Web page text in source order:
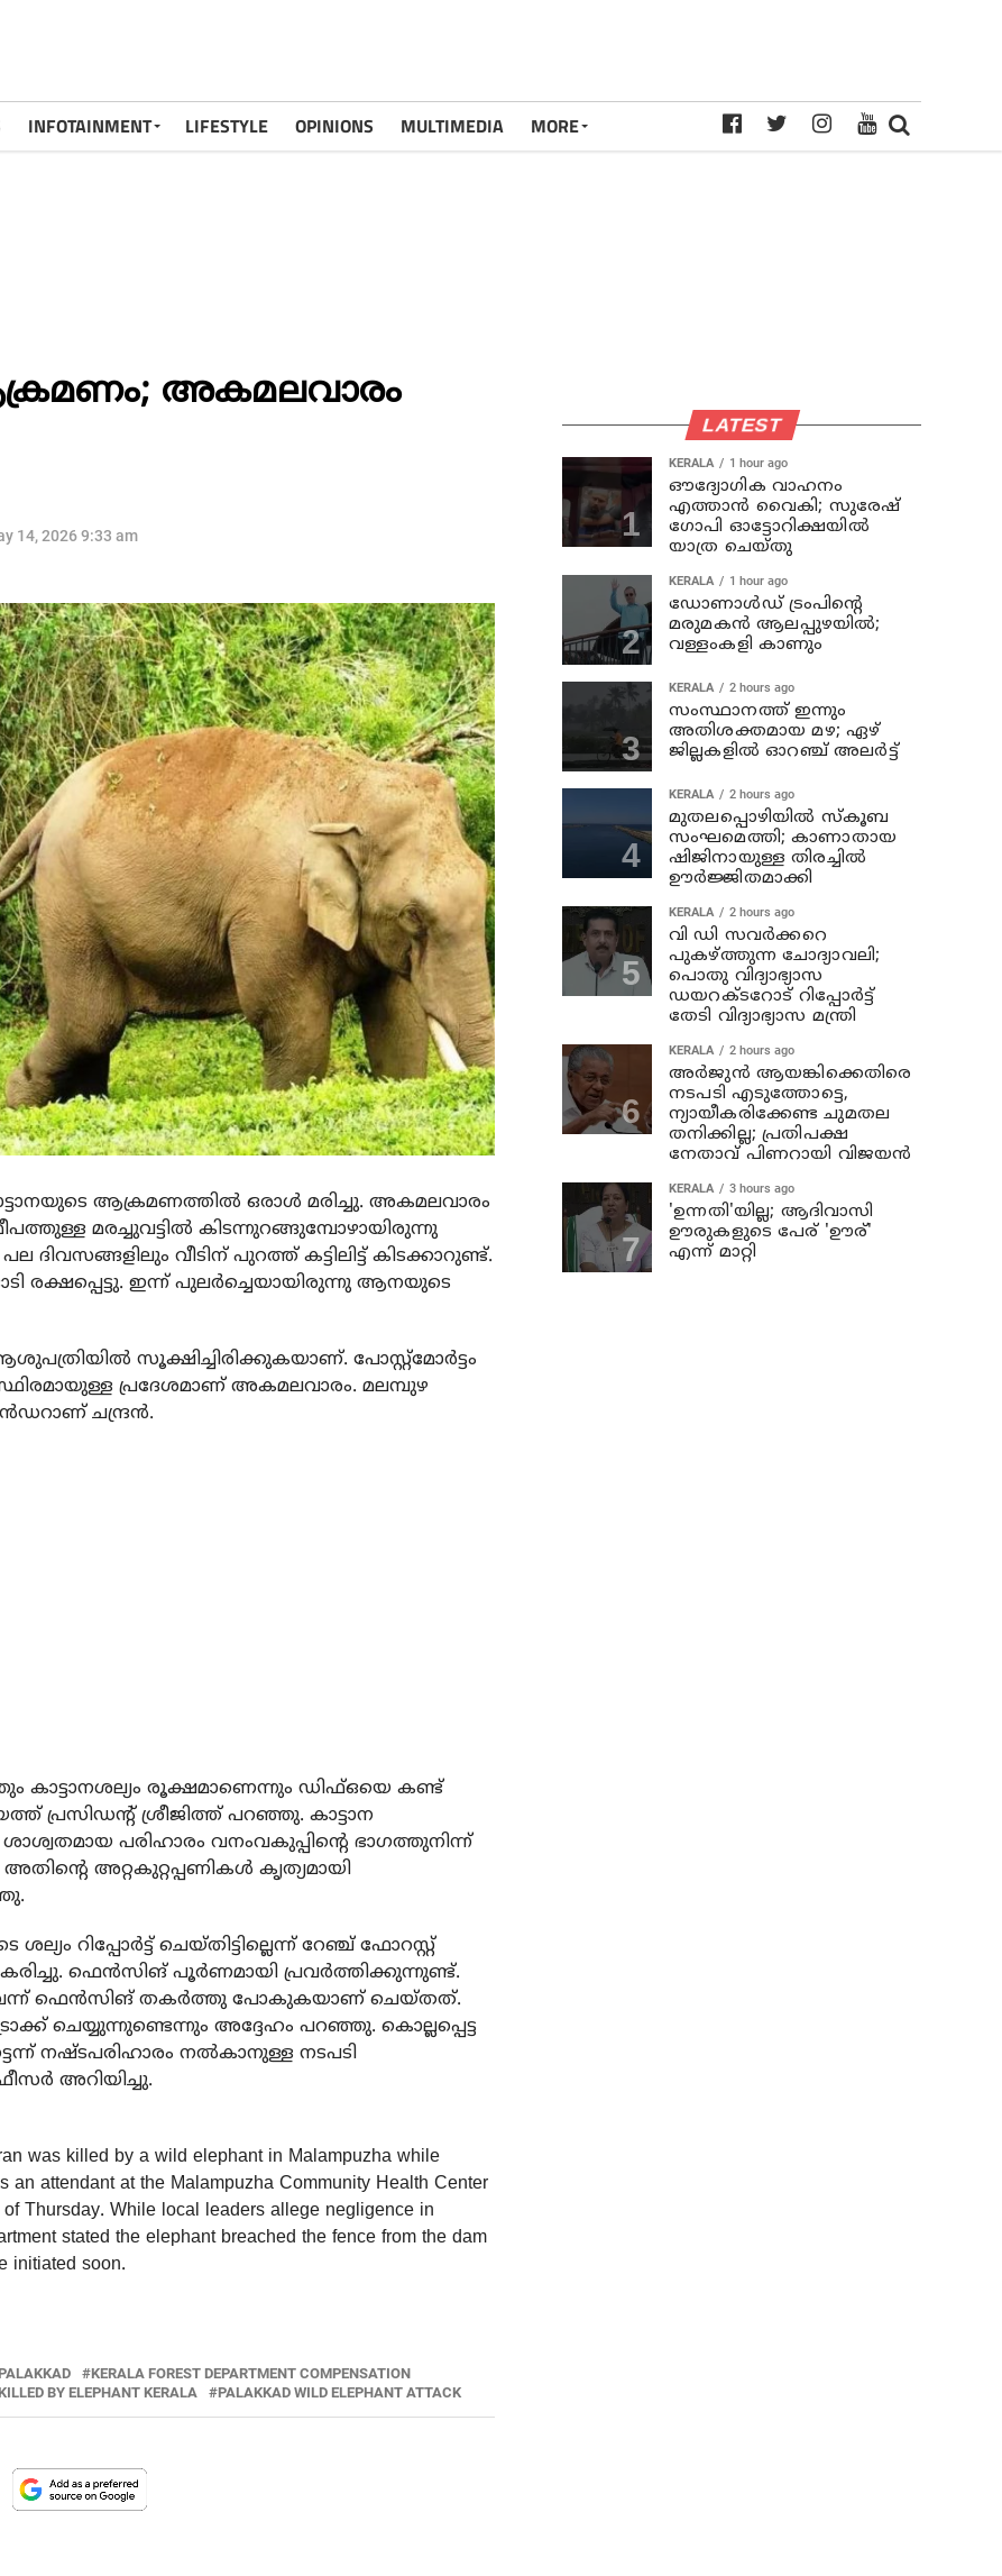
INFOTAINMENT LIFESTYLE OPINIONS MULTIMEDIA MORE
അകമലവാരം
14, 2026 9:33 am
ആക്രമണത്തില്‍ ഒരാള്‍ മരിച്ചു. അകമലവാരം
മരച്ചുവട്ടില്‍ കിടന്നുറങ്ങുമ്പോഴായിരുന്നു
വീടിന് പുറത്ത് കട്ടിലിട്ട് കിടക്കാറുണ്ട്.
രക്ഷപ്പെട്ടു. ഇന്ന് പുലര്‍ച്ചെയായിരുന്നു ആനയുടെ
സൂക്ഷിച്ചിരിക്കുകയാണ്. പോസ്റ്റ്‌മോര്‍ട്ടം
പ്രദേശമാണ് അകമലവാരം. മലമ്പുഴ
ചന്ദ്രന്‍.
കാട്ടാനശല്യം രൂക്ഷമാണെന്നും ഡിഫ്ഒയെ കണ്ട്
പ്രസിഡന്റ് ശ്രീജിത്ത് പറഞ്ഞു. കാട്ടാന
പരിഹാരം വനംവകുപ്പിന്റെ ഭാഗത്തുനിന്ന്
അതിന്റെ അറ്റകുറ്റപ്പണികള്‍ കൃത്യമായി
റിപ്പോര്‍ട്ട് ചെയ്തിട്ടില്ലെന്ന് റേഞ്ച് ഫോറസ്റ്റ്
ഫെന്‍സിങ് പൂര്‍ണമായി പ്രവര്‍ത്തിക്കുന്നുണ്ട്.
വന്ന് ഫെന്‍സിങ് തകര്‍ത്തു പോകുകയാണ് ചെയ്തത്.
ചെയ്യുന്നുണ്ടെന്നും അദ്ദേഹം പറഞ്ഞു. കൊല്ലപ്പെട്ട
നഷ്ടപരിഹാരം നല്‍കാനുള്ള നടപടി
അറിയിച്ചു.
was killed by a wild elephant in Malampuzha while
attendant at the Malampuzha Community Health Center
Thursday. While local leaders allege negligence in
stated the elephant breached the fence from the dam
initiated soon.
KERALA FOREST DEPARTMENT COMPENSATION
BY ELEPHANT KERALA PALAKKAD WILD ELEPHANT ATTACK
LATEST
KERALA 1 hour ago
ഔദ്യോഗിക വാഹനം
എത്താന്‍ വൈകി; സുരേഷ്
ഗോപി ഓട്ടോറിക്ഷയില്‍
യാത്ര ചെയ്തു
KERALA 1 hour ago
ഡോണാള്‍ഡ് ട്രംപിന്റെ
മരുമകന്‍ ആലപ്പുഴയിൽ;
വള്ളംകളി കാണും
KERALA 2 hours ago
സംസ്ഥാനത്ത് ഇന്നും
അതിശക്തമായ മഴ; ഏഴ്
ജില്ലകളില്‍ ഓറഞ്ച് അലര്‍ട്ട്
KERALA 2 hours ago
മുതലപ്പൊഴിയില്‍ സ്‌കൂബ
സംഘമെത്തി; കാണാതായ
ഷിജിനായുള്ള തിരച്ചില്‍
ഊര്‍ജ്ജിതമാക്കി
KERALA 2 hours ago
വി ഡി സവര്‍ക്കറെ
പുകഴ്ത്തുന്ന ചോദ്യാവലി;
പൊതു വിദ്യാഭ്യാസ
ഡയറക്ടറോട് റിപ്പോര്‍ട്ട്
തേടി വിദ്യാഭ്യാസ മന്ത്രി
KERALA 2 hours ago
അര്‍ജുന്‍ ആയങ്കിക്കെതിരെ
നടപടി എടുത്തോട്ടെ,
ന്യായീകരിക്കേണ്ട ചുമതല
തനിക്കില്ല; പ്രതിപക്ഷ
നേതാവ് പിണറായി വിജയന്‍
KERALA 3 hours ago
'ഉന്നതി'യില്ല; ആദിവാസി
ഊരുകളുടെ പേര് 'ഊര്'
എന്ന് മാറ്റി